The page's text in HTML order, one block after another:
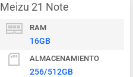
Meizu 21 Note
RAM
16GB
ALMACENAMIENTO
256/512GB